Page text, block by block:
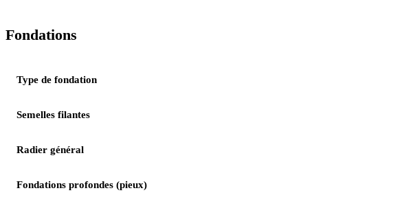
Fondations
Type de fondation
Semelles filantes
Radier général
Fondations profondes (pieux)